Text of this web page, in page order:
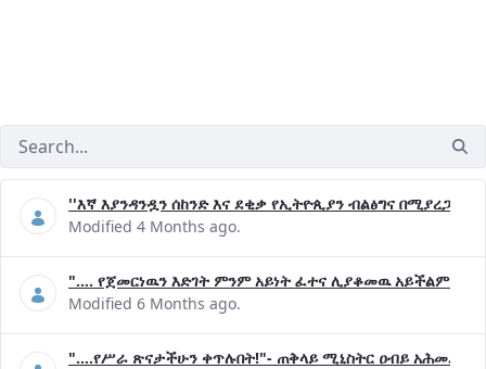
''እኛ እያንዳንዷን ሰከንድ እና ደቂቃ የኢትዮጲያን ብልፅግና
Modified 4 Months ago.
".... የጀመርነዉን እድገት ምንም አይነት ፈተና ሊያቆመዉ አይችልም"-
Modified 6 Months ago.
"....የሥራ ጽናታችሁን ቀጥሉበት!"- ጠቅላይ ሚኒስትር ዐብይ አሕመድ (ዶ/